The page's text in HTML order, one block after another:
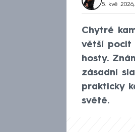
15. kvě
Chytré
větší pocit
hosty.
zásadní
prakticky
světě.